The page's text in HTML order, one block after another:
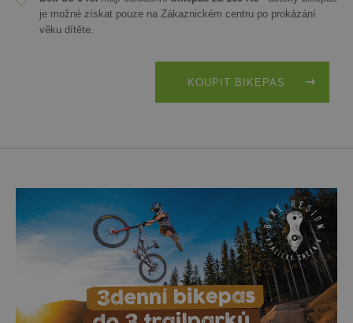
je možné získat pouze na Zákaznickém centru po prokázání
věku dítěte.
KOUPIT BIKEPAS